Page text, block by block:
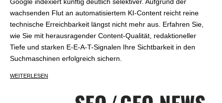
Google indexiert künftig deutlich selektiver. Aufgrund der
wachsenden Flut an automatisiertem KI-Content reicht reine
technische Erreichbarkeit längst nicht mehr aus. Erfahren Sie,
wie Sie mit herausragender Content-Qualität, redaktioneller
Tiefe und starken E-E-A-T-Signalen Ihre Sichtbarkeit in den
Suchmaschinen erfolgreich sichern.
WEITERLESEN